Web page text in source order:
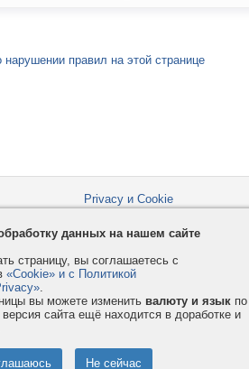
правил на этой странице
Privacy и Cookie
Форумы
VMESTE.EU
данных на нашем сайте
страницу, вы соглашаетесь с
«Cookie» и с Политикой
.
вы можете изменить валюту и язык по
сайта ещё находится в доработке и